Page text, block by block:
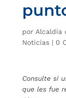
por Alcaldía
Noticias| 0
Consulte si
que les fue